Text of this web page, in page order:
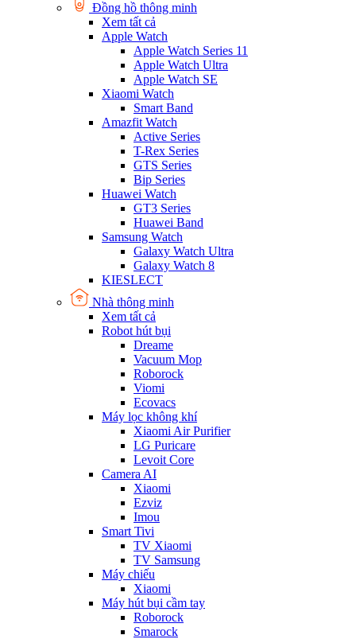
Đồng hồ thông minh
Xem tất cả
Apple Watch
Apple Watch Series 11
Apple Watch Ultra
Apple Watch SE
Xiaomi Watch
Smart Band
Amazfit Watch
Active Series
T-Rex Series
GTS Series
Bip Series
Huawei Watch
GT3 Series
Huawei Band
Samsung Watch
Galaxy Watch Ultra
Galaxy Watch 8
KIESLECT
Nhà thông minh
Xem tất cả
Robot hút bụi
Dreame
Vacuum Mop
Roborock
Viomi
Ecovacs
Máy lọc không khí
Xiaomi Air Purifier
LG Puricare
Levoit Core
Camera AI
Xiaomi
Ezviz
Imou
Smart Tivi
TV Xiaomi
TV Samsung
Máy chiếu
Xiaomi
Máy hút bụi cầm tay
Roborock
Smarock